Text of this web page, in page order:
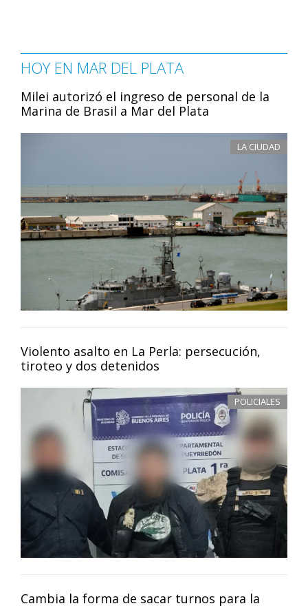
HOY EN MAR DEL PLATA
Milei autorizó el ingreso de personal de la
Marina de Brasil a Mar del Plata
LA CIUDAD
Violento asalto en La Perla: persecución,
tiroteo y dos detenidos
POLICIALES
Cambia la forma de sacar turnos para la